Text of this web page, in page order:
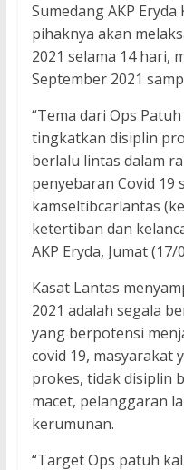
Sumedang AKP
pihaknya akan
2021 selama 14 hari,
September 2021
“Tema dari Ops
tingkatkan disiplin
berlalu lintas dalam
penyebaran Covid 19
kamseltibcarlantas
ketertiban dan
AKP Eryda, Jumat (17/
Kasat Lantas
2021 adalah segala
yang berpotensi
covid 19, masyarakat
prokes, tidak disiplin
macet, pelanggaran
kerumunan.
“Target Ops patuh